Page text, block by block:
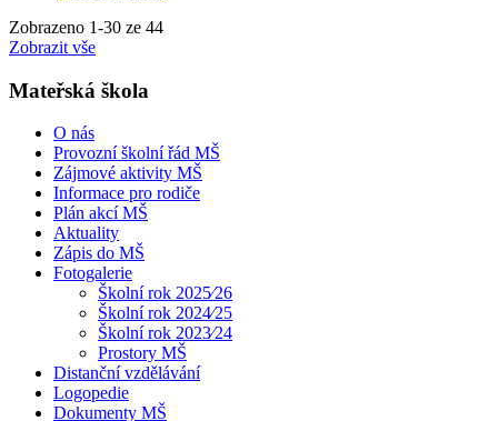
Zobrazeno 1-30 ze 44
Zobrazit vše
Mateřská škola
O nás
Provozní školní řád MŠ
Zájmové aktivity MŠ
Informace pro rodiče
Plán akcí MŠ
Aktuality
Zápis do MŠ
Fotogalerie
Školní rok 2025⁄26
Školní rok 2024⁄25
Školní rok 2023⁄24
Prostory MŠ
Distanční vzdělávání
Logopedie
Dokumenty MŠ